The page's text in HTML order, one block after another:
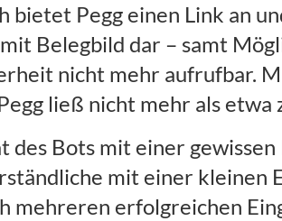
bietet Pegg einen Link an
Belegbild dar – samt
nicht mehr aufrufbar.
ließ nicht mehr als etwa
Bots mit einer
mit einer
mehreren erfolgreichen